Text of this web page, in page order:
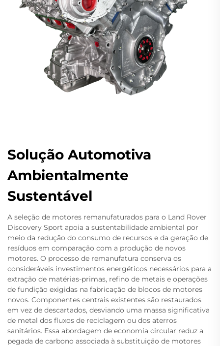
Solução Automotiva
Ambientalmente
Sustentável
A seleção de motores remanufaturados para o Land Rover
Discovery Sport apoia a sustentabilidade ambiental por
meio da redução do consumo de recursos e da geração de
resíduos em comparação com a produção de novos
motores. O processo de remanufatura conserva os
consideráveis investimentos energéticos necessários para a
extração de matérias-primas, refino de metais e operações
de fundição exigidas na fabricação de blocos de motores
novos. Componentes centrais existentes são restaurados
em vez de descartados, desviando uma massa significativa
de metal dos fluxos de reciclagem ou dos aterros
sanitários. Essa abordagem de economia circular reduz a
pegada de carbono associada à substituição de motores